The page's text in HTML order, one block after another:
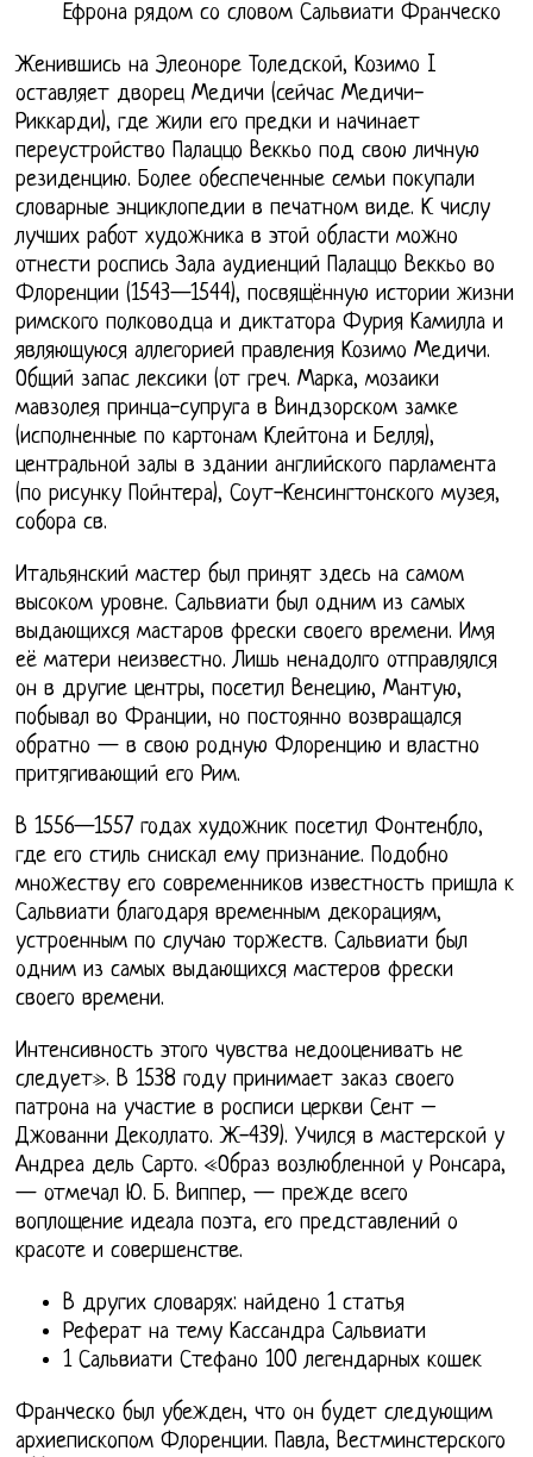
Ефрона рядом со словом Сальвиати Франческо
Женившись на Элеоноре Толедской, Козимо I
оставляет дворец Медичи (сейчас Медичи-
Риккарди), где жили его предки и начинает
переустройство Палаццо Веккьо под свою личную
резиденцию. Более обеспеченные семьи покупали
словарные энциклопедии в печатном виде. К числу
лучших работ художника в этой области можно
отнести роспись Зала аудиенций Палаццо Веккьо во
Флоренции (1543—1544), посвящённую истории жизни
римского полководца и диктатора Фурия Камилла и
являющуюся аллегорией правления Козимо Медичи.
Общий запас лексики (от греч. Марка, мозаики
мавзолея принца-супруга в Виндзорском замке
(исполненные по картонам Клейтона и Белля),
центральной залы в здании английского парламента
(по рисунку Пойнтера), Соут-Кенсингтонского музея,
собора св.
Итальянский мастер был принят здесь на самом
высоком уровне. Сальвиати был одним из самых
выдающихся мастаров фрески своего времени. Имя
её матери неизвестно. Лишь ненадолго отправлялся
он в другие центры, посетил Венецию, Мантую,
побывал во Франции, но постоянно возвращался
обратно — в свою родную Флоренцию и властно
притягивающий его Рим.
В 1556—1557 годах художник посетил Фонтенбло,
где его стиль снискал ему признание. Подобно
множеству его современников известность пришла к
Сальвиати благодаря временным декорациям,
устроенным по случаю торжеств. Сальвиати был
одним из самых выдающихся мастеров фрески
своего времени.
Интенсивность этого чувства недооценивать не
следует». В 1538 году принимает заказ своего
патрона на участие в росписи церкви Сент –
Джованни Деколлато. Ж-439). Учился в мастерской у
Андреа дель Сарто. «Образ возлюбленной у Ронсара,
— отмечал Ю. Б. Виппер, — прежде всего
воплощение идеала поэта, его представлений о
красоте и совершенстве.
В других словарях: найдено 1 статья
Реферат на тему Кассандра Сальвиати
1 Сальвиати Стефано 100 легендарных кошек
Франческо был убежден, что он будет следующим
архиепископом Флоренции. Павла, Вестминстерского